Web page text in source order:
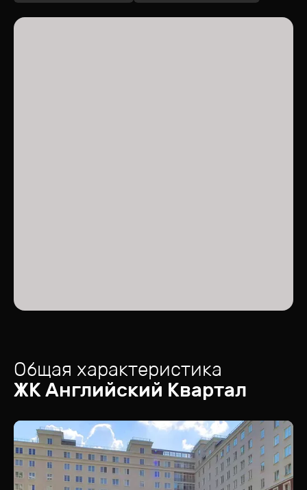
Общая характеристика
ЖКАнглийский Квартал